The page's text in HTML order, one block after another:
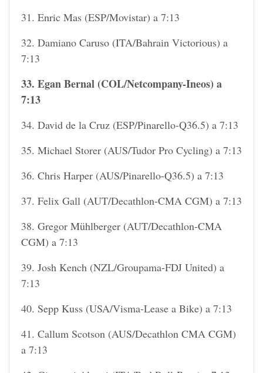
31. Enric Mas (ESP/Movistar) a 7:13
32. Damiano Caruso (ITA/Bahrain Victorious) a
7:13
33. Egan Bernal (COL/Netcompany-Ineos) a
7:13
34. David de la Cruz (ESP/Pinarello-Q36.5) a 7:13
35. Michael Storer (AUS/Tudor Pro Cycling) a 7:13
36. Chris Harper (AUS/Pinarello-Q36.5) a 7:13
37. Felix Gall (AUT/Decathlon-CMA CGM) a 7:13
38. Gregor Mühlberger (AUT/Decathlon-CMA
CGM) a 7:13
39. Josh Kench (NZL/Groupama-FDJ United) a
7:13
40. Sepp Kuss (USA/Visma-Lease a Bike) a 7:13
41. Callum Scotson (AUS/Decathlon CMA CGM)
a 7:13